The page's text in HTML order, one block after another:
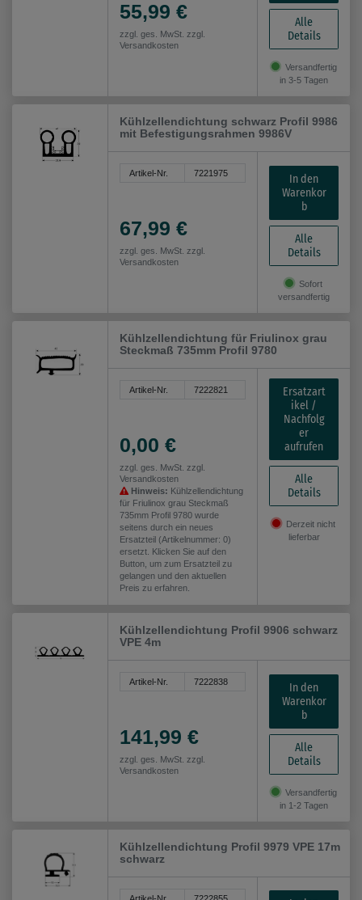
55,99 €
zzgl. ges. MwSt. zzgl.
Versandkosten
Alle
Details
Versandfertig
in 3-5 Tagen
Kühlzellendichtung schwarz Profil 9986
mit Befestigungsrahmen 9986V
Artikel-Nr. 7221975
67,99 €
zzgl. ges. MwSt. zzgl.
Versandkosten
In den
Warenkor
b
Alle
Details
Sofort
versandfertig
Kühlzellendichtung für Friulinox grau
Steckmaß 735mm Profil 9780
Artikel-Nr. 7222821
0,00 €
zzgl. ges. MwSt. zzgl.
Versandkosten
Hinweis: Kühlzellendichtung
für Friulinox grau Steckmaß
735mm Profil 9780 wurde
seitens durch ein neues
Ersatzteil (Artikelnummer: 0)
ersetzt. Klicken Sie auf den
Button, um zum Ersatzteil zu
gelangen und den aktuellen
Preis zu erfahren.
Ersatzart
ikel /
Nachfolg
er
aufrufen
Alle
Details
Derzeit nicht
lieferbar
Kühlzellendichtung Profil 9906 schwarz
VPE 4m
Artikel-Nr. 7222838
141,99 €
zzgl. ges. MwSt. zzgl.
Versandkosten
In den
Warenkor
b
Alle
Details
Versandfertig
in 1-2 Tagen
Kühlzellendichtung Profil 9979 VPE 17m
schwarz
Artikel-Nr. 7222855